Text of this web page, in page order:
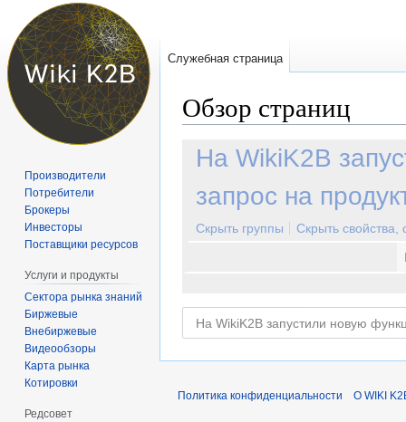
Обзор страниц
Перейти
навигации
Перейти
поиску
На WikiK2B
запрос на
Скрыть группы
Скрыть
Служебная страница
Производители
Потребители
Брокеры
Инвесторы
Поставщики ресурсов
Услуги и продукты
Сектора рынка знаний
Биржевые
Внебиржевые
Видеообзоры
Карта рынка
Котировки
Редсовет
Политика конфиденциальности О WIKI